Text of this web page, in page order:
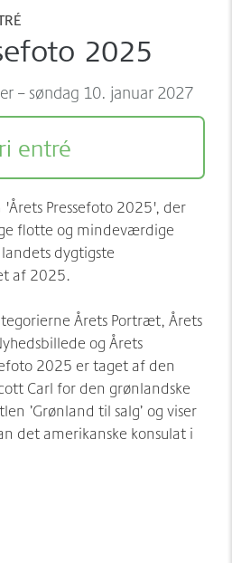
2025
– søndag 10. januar 2027
entré
Pressefoto 2025', der
flotte og mindeværdige
dygtigste
af 2025.
Årets Portræt, Årets
og Årets
2025 er taget af den
Carl for den grønlandske
’Grønland til salg’ og viser
det amerikanske konsulat i